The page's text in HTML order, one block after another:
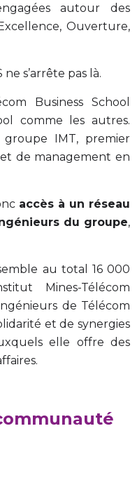
autour des
Ouverture,
s’arrête pas là.
Business School
comme les autres.
groupe IMT, premier
et de management en
accès à un réseau
du groupe,
au total 16 000
Mines-Télécom
de Télécom
et de synergies
elle offre des